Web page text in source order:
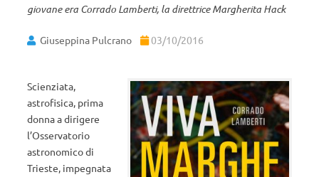
giovane era Corrado Lamberti, la direttrice Margherita Hack
Giuseppina Pulcrano 03/10/2016
Scienziata,
astrofisica, prima
donna a dirigere
l’Osservatorio
astronomico di
Trieste, impegnata